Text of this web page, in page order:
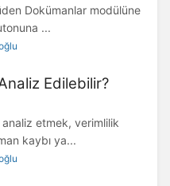
Dokümanlar modülüne
...
Edilebilir?
analiz etmek, verimlilik
kaybı ya...